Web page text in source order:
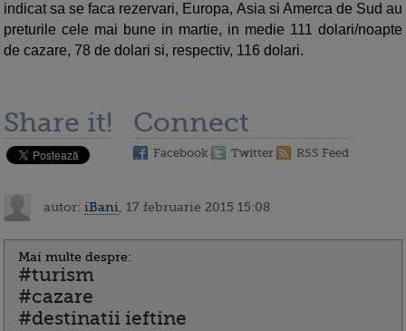
indicat sa se faca rezervari, Europa, Asia si Amerca de Sud au
preturile cele mai bune in martie, in medie 111 dolari/noapte
de cazare, 78 de dolari si, respectiv, 116 dolari.
Share it! Connect
Facebook Twitter RSS Feed
autor: iBani , 17 februarie 2015 15:08
Mai multe despre:
#turism
#cazare
#destinatii ieftine